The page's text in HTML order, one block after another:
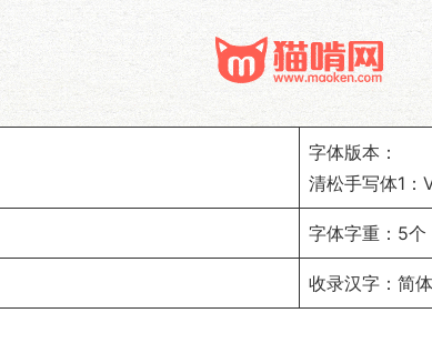
字体版本：
清松手写体1：
字体字重：5个
收录汉字